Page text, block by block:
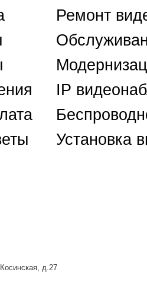
д.27
Ремонт
IP
Установка